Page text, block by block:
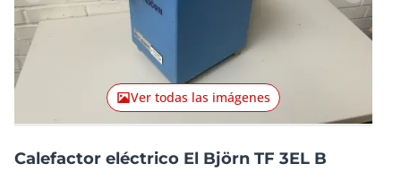
Ver todas las imágenes
Calefactor eléctrico El Björn TF 3EL B